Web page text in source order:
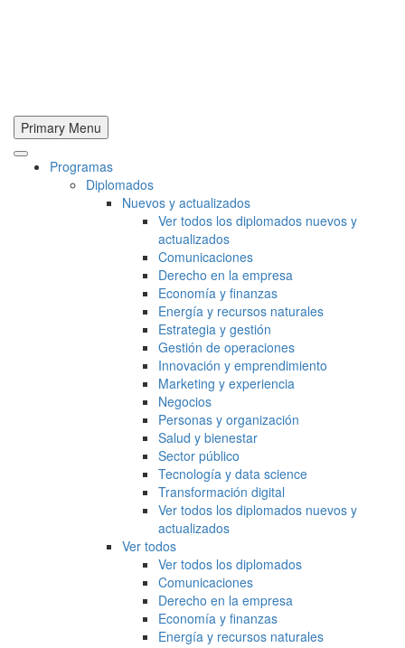
Primary Menu
Programas
Diplomados
Nuevos y actualizados
Ver todos los diplomados nuevos y
actualizados
Comunicaciones
Derecho en la empresa
Economía y finanzas
Energía y recursos naturales
Estrategia y gestión
Gestión de operaciones
Innovación y emprendimiento
Marketing y experiencia
Negocios
Personas y organización
Salud y bienestar
Sector público
Tecnología y data science
Transformación digital
Ver todos los diplomados nuevos y
actualizados
Ver todos
Ver todos los diplomados
Comunicaciones
Derecho en la empresa
Economía y finanzas
Energía y recursos naturales